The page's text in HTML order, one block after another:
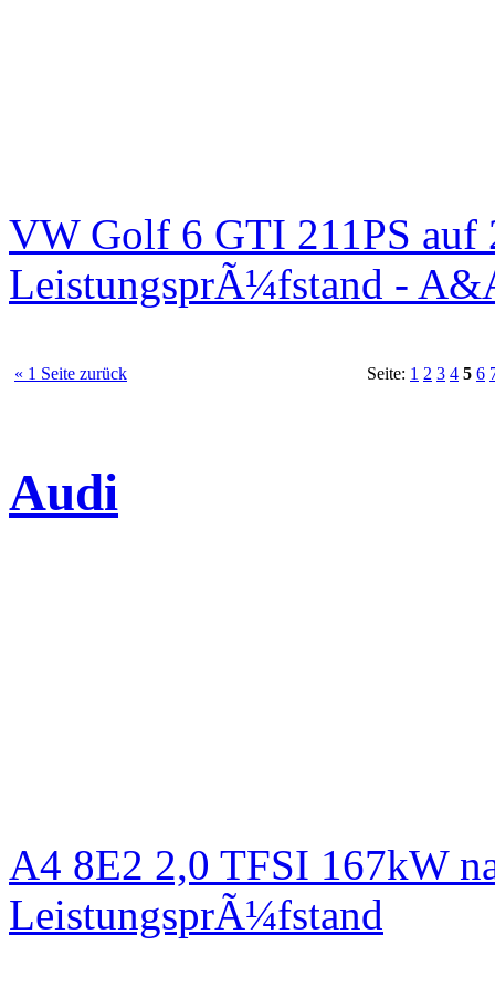
VW Golf 6 GTI 211PS auf
LeistungsprÃ¼fstand -
« 1 Seite zurück Seite: 1 2 3 4 5 6
Audi
A4 8E2 2,0 TFSI 167kW
LeistungsprÃ¼fstand